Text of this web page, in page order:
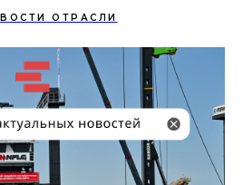
ОТРАСЛИ